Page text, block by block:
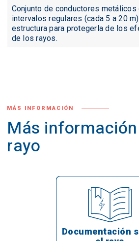
Conjunto de conductores
intervalos regulares (cada 5 a 20
estructura para protegerla de los
de los rayos.
MÁS INFORMACIÓN
Más
rayo
Documentación